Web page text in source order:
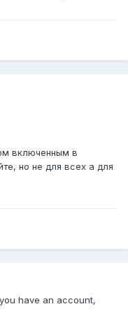
включенным в
но не для всех а для
have an account,